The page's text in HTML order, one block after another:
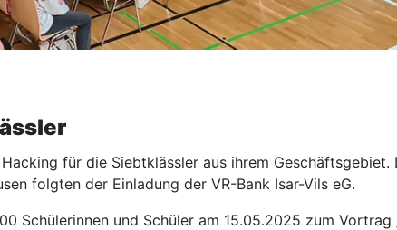
für die Siebtklässler aus ihrem Geschäftsgebiet.
folgten der Einladung der VR-Bank Isar-Vils eG.
und Schüler am 15.05.2025 zum Vortrag